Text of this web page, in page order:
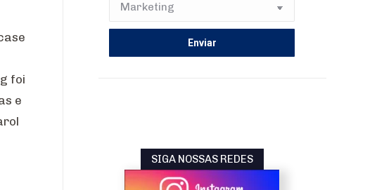
foi
e
SIGA NOSSAS REDES